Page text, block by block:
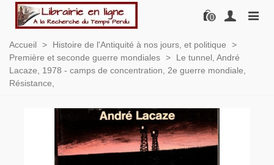
0
Accueil > Histoire de l'Antiquité à nos jours, et politique
>
Première et seconde guerre mondiales >
Le tunnel, André
Lacaze, 1978 - camps de concentration, 2e guerre mondiale,
Résistance,